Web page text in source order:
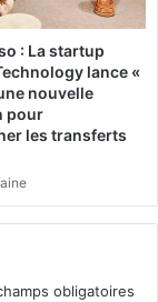
: La startup
lance «
nouvelle
pour
les transferts
obligatoires